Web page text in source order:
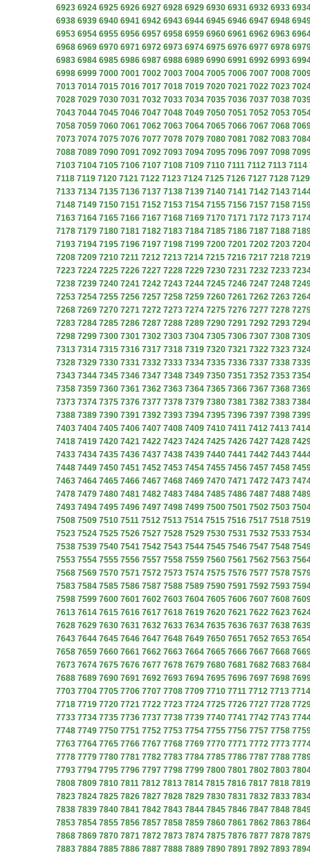
6923 6924 6925 6926 6927 6928 6929 6930 6931 6932 6933
6938 6939 6940 6941 6942 6943 6944 6945 6946 6947 6948
6953 6954 6955 6956 6957 6958 6959 6960 6961 6962 6963
6968 6969 6970 6971 6972 6973 6974 6975 6976 6977 6978
6983 6984 6985 6986 6987 6988 6989 6990 6991 6992 6993
6998 6999 7000 7001 7002 7003 7004 7005 7006 7007 7008
7013 7014 7015 7016 7017 7018 7019 7020 7021 7022 7023
7028 7029 7030 7031 7032 7033 7034 7035 7036 7037 7038
7043 7044 7045 7046 7047 7048 7049 7050 7051 7052 7053
7058 7059 7060 7061 7062 7063 7064 7065 7066 7067 7068
7073 7074 7075 7076 7077 7078 7079 7080 7081 7082 7083
7088 7089 7090 7091 7092 7093 7094 7095 7096 7097 7098
7103 7104 7105 7106 7107 7108 7109 7110 7111 7112 7113 7114
7118 7119 7120 7121 7122 7123 7124 7125 7126 7127 7128 7129
7133 7134 7135 7136 7137 7138 7139 7140 7141 7142 7143
7148 7149 7150 7151 7152 7153 7154 7155 7156 7157 7158
7163 7164 7165 7166 7167 7168 7169 7170 7171 7172 7173
7178 7179 7180 7181 7182 7183 7184 7185 7186 7187 7188
7193 7194 7195 7196 7197 7198 7199 7200 7201 7202 7203
7208 7209 7210 7211 7212 7213 7214 7215 7216 7217 7218 7219
7223 7224 7225 7226 7227 7228 7229 7230 7231 7232 7233
7238 7239 7240 7241 7242 7243 7244 7245 7246 7247 7248
7253 7254 7255 7256 7257 7258 7259 7260 7261 7262 7263
7268 7269 7270 7271 7272 7273 7274 7275 7276 7277 7278
7283 7284 7285 7286 7287 7288 7289 7290 7291 7292 7293
7298 7299 7300 7301 7302 7303 7304 7305 7306 7307 7308
7313 7314 7315 7316 7317 7318 7319 7320 7321 7322 7323
7328 7329 7330 7331 7332 7333 7334 7335 7336 7337 7338
7343 7344 7345 7346 7347 7348 7349 7350 7351 7352 7353
7358 7359 7360 7361 7362 7363 7364 7365 7366 7367 7368
7373 7374 7375 7376 7377 7378 7379 7380 7381 7382 7383
7388 7389 7390 7391 7392 7393 7394 7395 7396 7397 7398
7403 7404 7405 7406 7407 7408 7409 7410 7411 7412 7413 7414
7418 7419 7420 7421 7422 7423 7424 7425 7426 7427 7428
7433 7434 7435 7436 7437 7438 7439 7440 7441 7442 7443
7448 7449 7450 7451 7452 7453 7454 7455 7456 7457 7458
7463 7464 7465 7466 7467 7468 7469 7470 7471 7472 7473
7478 7479 7480 7481 7482 7483 7484 7485 7486 7487 7488
7493 7494 7495 7496 7497 7498 7499 7500 7501 7502 7503
7508 7509 7510 7511 7512 7513 7514 7515 7516 7517 7518 7519
7523 7524 7525 7526 7527 7528 7529 7530 7531 7532 7533
7538 7539 7540 7541 7542 7543 7544 7545 7546 7547 7548
7553 7554 7555 7556 7557 7558 7559 7560 7561 7562 7563
7568 7569 7570 7571 7572 7573 7574 7575 7576 7577 7578
7583 7584 7585 7586 7587 7588 7589 7590 7591 7592 7593
7598 7599 7600 7601 7602 7603 7604 7605 7606 7607 7608
7613 7614 7615 7616 7617 7618 7619 7620 7621 7622 7623
7628 7629 7630 7631 7632 7633 7634 7635 7636 7637 7638
7643 7644 7645 7646 7647 7648 7649 7650 7651 7652 7653
7658 7659 7660 7661 7662 7663 7664 7665 7666 7667 7668
7673 7674 7675 7676 7677 7678 7679 7680 7681 7682 7683
7688 7689 7690 7691 7692 7693 7694 7695 7696 7697 7698
7703 7704 7705 7706 7707 7708 7709 7710 7711 7712 7713 7714
7718 7719 7720 7721 7722 7723 7724 7725 7726 7727 7728
7733 7734 7735 7736 7737 7738 7739 7740 7741 7742 7743
7748 7749 7750 7751 7752 7753 7754 7755 7756 7757 7758
7763 7764 7765 7766 7767 7768 7769 7770 7771 7772 7773
7778 7779 7780 7781 7782 7783 7784 7785 7786 7787 7788
7793 7794 7795 7796 7797 7798 7799 7800 7801 7802 7803
7808 7809 7810 7811 7812 7813 7814 7815 7816 7817 7818 7819
7823 7824 7825 7826 7827 7828 7829 7830 7831 7832 7833
7838 7839 7840 7841 7842 7843 7844 7845 7846 7847 7848
7853 7854 7855 7856 7857 7858 7859 7860 7861 7862 7863
7868 7869 7870 7871 7872 7873 7874 7875 7876 7877 7878
7883 7884 7885 7886 7887 7888 7889 7890 7891 7892 7893